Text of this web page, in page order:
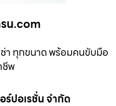
รน.com
ช่า ทุกขนาด พร้อมคนขับมือ
ชีพ
ร์ปอเรชั่น จำกัด